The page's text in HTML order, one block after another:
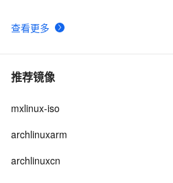
查看更多
推荐镜像
mxlinux-iso
archlinuxarm
archlinuxcn